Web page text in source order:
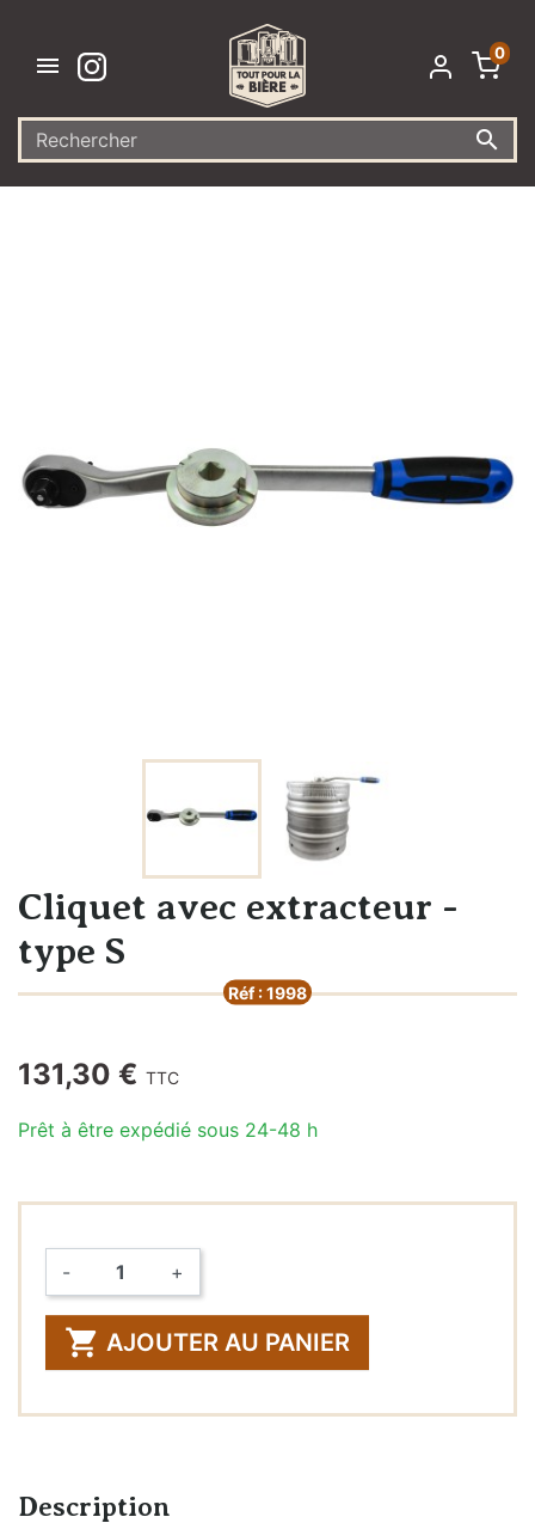


0
Cliquet avec extracteur -
type S
Réf : 1998
131,30 € TTC
Prêt à être expédié sous 24-48 h
Quantité
- +
 AJOUTER AU PANIER
Description